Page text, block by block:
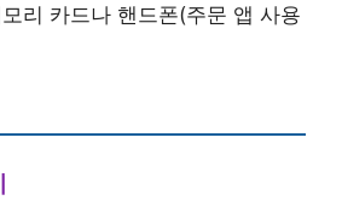
리 카드나 핸드폰(주문 앱 사용